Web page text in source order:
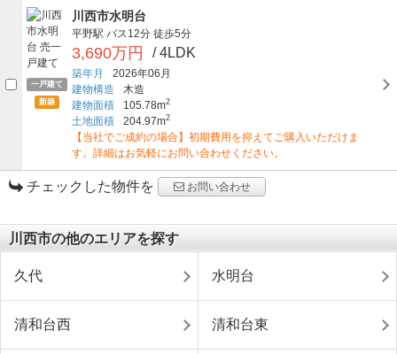
一戸建て
新築
川西市水明台
平野駅 バス12分 徒歩5分
3,690万円 / 4LDK
築年月
2026年06月
建物構造
木造
建物面積
105.78m2
土地面積 204.97m2
【当社でご成約の場合】初期費用を抑えてご購入いただけま
す。詳細はお気軽にお問い合わせください。
チェックした物件を お問い合わせ
川西市の他のエリアを探す
久代 水明台
清和台西 清和台東